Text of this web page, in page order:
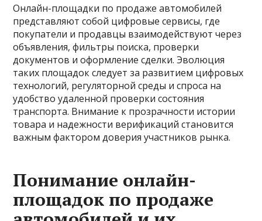
Онлайн-площадки по продаже автомобилей
представляют собой цифровые сервисы, где
покупатели и продавцы взаимодействуют через
объявления, фильтры поиска, проверки
документов и оформление сделки. Эволюция
таких площадок следует за развитием цифровых
технологий, регуляторной среды и спроса на
удобство удаленной проверки состояния
транспорта. Внимание к прозрачности истории
товара и надежности верификаций становится
важным фактором доверия участников рынка.
Понимание онлайн-
площадок по продаже